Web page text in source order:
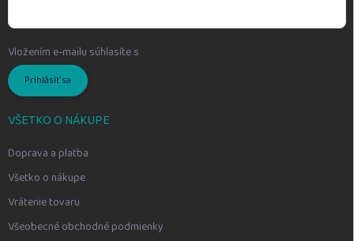
Vložením e-mailu súhlasíte s
Prihlásiť sa
VŠETKO O NÁKUPE
Doprava a platba
Všetko o nákupe
Vrátenie tovaru
Všeobecné obchodné podmienky